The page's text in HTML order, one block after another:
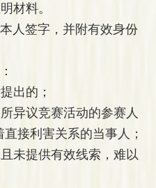
材料。
人签字，并附有效身份
出的；
议竞赛活动的参赛人
接利害关系的当事人；
提供有效线索，难以